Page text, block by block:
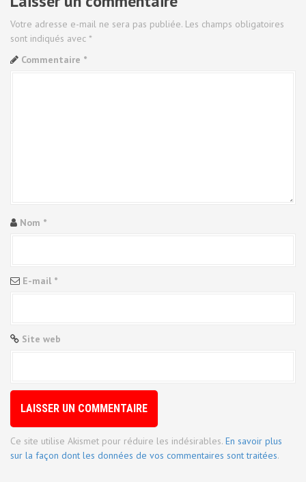
g
a
t
l
a
t
c
l
e
Votre adresse e-mail ne sera pas publiée. Les champs obligatoires
sont indiqués avec *
Commentaire *
Nom *
E-mail *
Site web
Ce site utilise Akismet pour réduire les indésirables. En savoir plus
sur la façon dont les données de vos commentaires sont traitées.